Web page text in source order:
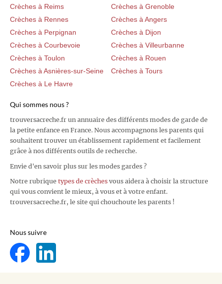
Crèches à Reims
Crèches à Grenoble
Crèches à Rennes
Crèches à Angers
Crèches à Perpignan
Crèches à Dijon
Crèches à Courbevoie
Crèches à Villeurbanne
Crèches à Toulon
Crèches à Rouen
Crèches à Asnières-sur-Seine
Crèches à Tours
Crèches à Le Havre
Qui sommes nous ?
trouversacreche.fr un annuaire des différents modes de garde de
la petite enfance en France. Nous accompagnons les parents qui
souhaitent trouver un établissement rapidement et facilement
grâce à nos différents outils de recherche.
Envie d'en savoir plus sur les modes gardes ?
Notre rubrique types de crèches vous aidera à choisir la structure
qui vous convient le mieux, à vous et à votre enfant.
trouversacreche.fr, le site qui chouchoute les parents !
Nous suivre